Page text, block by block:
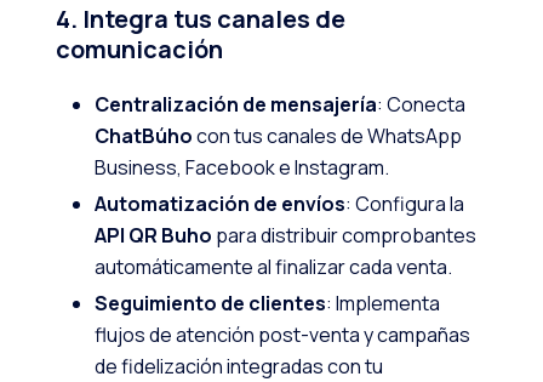
4. Integra tus canales de
comunicación
Centralización de mensajería: Conecta
ChatBúhocon tus canales de WhatsApp
Business, Facebook e Instagram.
Automatización de envíos: Configura la
API QR Buho para distribuir comprobantes
automáticamente al finalizar cada venta.
Seguimiento de clientes: Implementa
flujos de atención post-venta y campañas
de fidelización integradas con tu